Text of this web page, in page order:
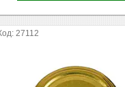
27112